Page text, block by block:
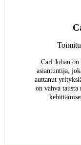
Carl Johan
asiantuntija,
auttanut
on vahva